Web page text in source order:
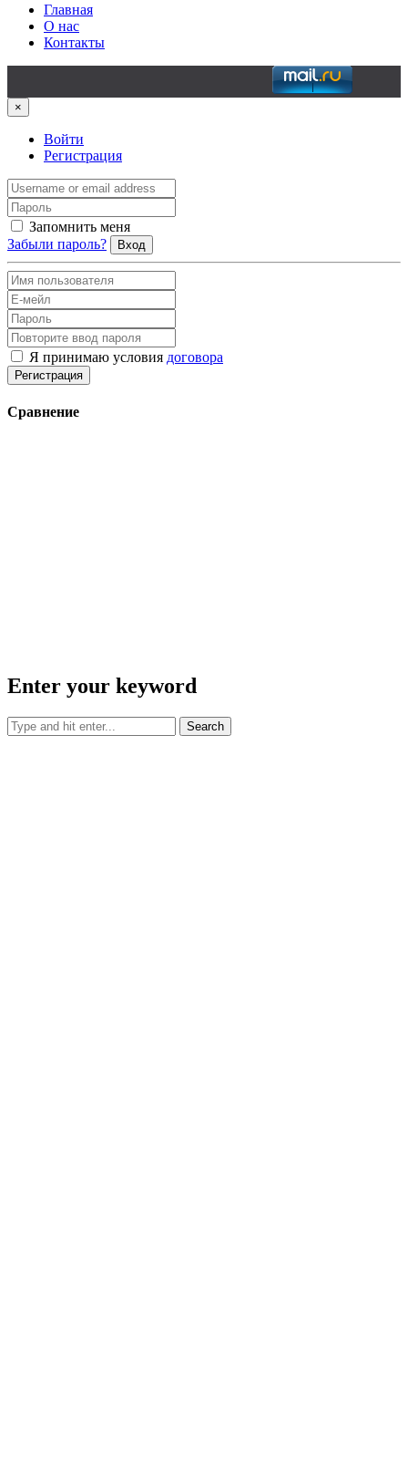
Главная
О нас
Контакты
×
Войти
Регистрация
Запомнить меня
Забыли пароль?
Вход
Я принимаю условия договора
Регистрация
Сравнение
Enter your keyword
Search